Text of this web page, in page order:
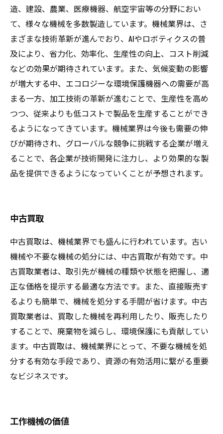
造、建設、農業、医療機器、航空宇宙等の分野におい
て、様々な機械を多数製造しています。機械業界は、さ
まざまな技術革新が進んでおり、AIやロボティクスの普
及により、省力化、効率化、生産性の向上、コスト削減
などの効果が期待されています。また、気候変動の影響
が増大する中、エコロジーな環境保護機器への需要が高
まる一方、加工技術の革新が進むことで、生産性を高め
つつ、従来よりも低コストで製品を生産することができ
るようになってきています。機械業界は今後も需要の伸
びが期待され、グローバルな競争に挑戦する企業が増え
ることで、各企業が技術開発に注力し、より効果的な製
品を提供できるようになっていくことが予想されます。
中古買取
中古買取は、機械業界でも盛んに行われています。古い
機械や不要な機械の処分には、中古買取が有効です。中
古買取業者は、取引先が機械の種類や状態を把握し、適
正な価格を提示する最適な方法です。また、直接販売す
るよりも簡単で、機械を処分する手間が省けます。中古
買取業者は、買取した機械を再利用したり、販売したり
することで、廃棄物を減らし、環境保護にも貢献してい
ます。中古買取は、機械業界にとって、不要な機械を処
分する有効な手段であり、資源の有効活用に繋がる重要
なビジネスです。
工作機械の価値